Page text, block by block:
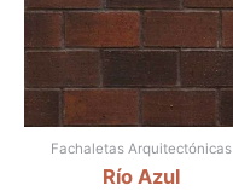
Fachaletas Arquitectónicas
Río Azul